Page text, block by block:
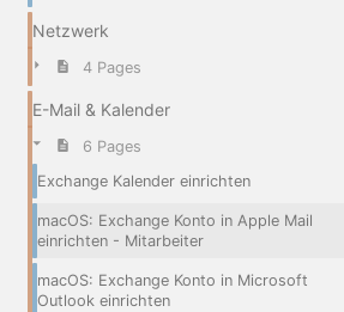
Netzwerk
4 Pages
E-Mail & Kalender
6 Pages
Exchange Kalender einrichten
macOS: Exchange Konto in Apple Mail
einrichten - Mitarbeiter
macOS: Exchange Konto in Microsoft
Outlook einrichten